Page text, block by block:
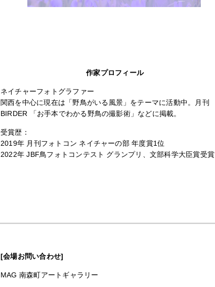
作家プロフィール
ネイチャーフォトグラファー
関西を中心に現在は「野鳥がいる風景」をテーマに活動中。月刊
BIRDER 「お手本でわかる野鳥の撮影術」などに掲載。
受賞歴：
2019年 月刊フォトコン ネイチャーの部 年度賞1位
2022年 JBF鳥フォトコンテスト グランプリ、文部科学大臣賞受賞
[会場お問い合わせ]
MAG 南森町アートギャラリー